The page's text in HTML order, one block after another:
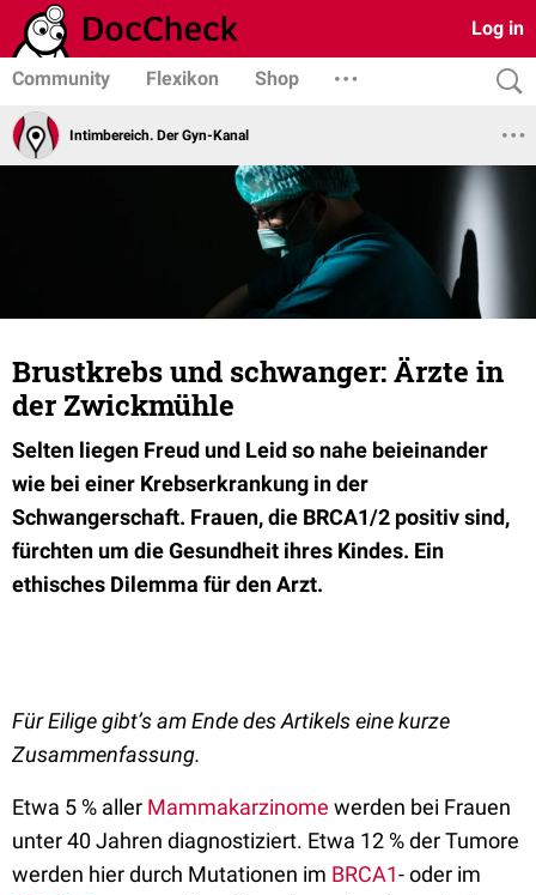
Log in
Community Flexikon Shop
Intimbereich. Der Gyn-Kanal
Brustkrebs und schwanger: Ärzte in
der Zwickmühle
Selten liegen Freud und Leid so nahe beieinander
wie bei einer Krebserkrankung in der
Schwangerschaft. Frauen, die BRCA1/2 positiv sind,
fürchten um die Gesundheit ihres Kindes. Ein
ethisches Dilemma für den Arzt.
Für Eilige gibt’s am Ende des Artikels eine kurze
Zusammenfassung.
Etwa 5 % aller Mammakarzinome werden bei Frauen
unter 40 Jahren diagnostiziert. Etwa 12 % der Tumore
werden hier durch Mutationen im BRCA1- oder im